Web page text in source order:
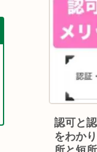
認可と
をわか